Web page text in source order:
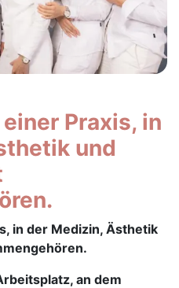
Praxis, in
und
in der Medizin, Ästhetik
an dem